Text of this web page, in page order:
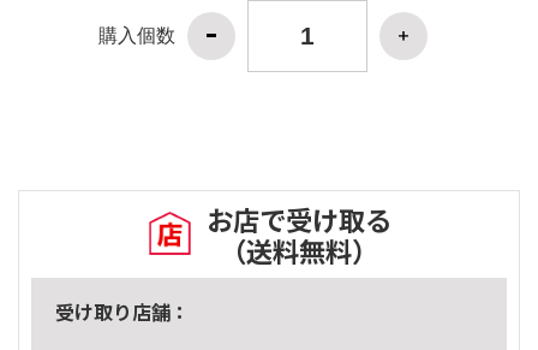
購入個数
お店で受け取る
（送料無料）
受け取り店舗：